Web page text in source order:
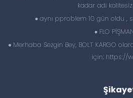
kadar adi
aynı pproblem 10 gün oldu ,
FLO
Merhaba Sezgin Bey, BOLT KARGO
için; https://